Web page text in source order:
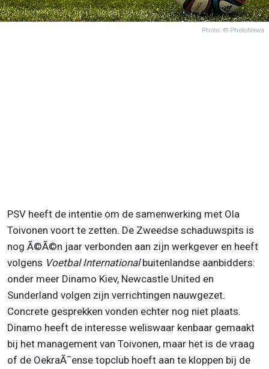
Photo: © PhotoNews
PSV heeft de intentie om de samenwerking met Ola
Toivonen voort te zetten. De Zweedse schaduwspits is
nog Ã©Ã©n jaar verbonden aan zijn werkgever en heeft
volgens Voetbal Internationalbuitenlandse aanbidders:
onder meer Dinamo Kiev, Newcastle United en
Sunderland volgen zijn verrichtingen nauwgezet.
Concrete gesprekken vonden echter nog niet plaats.
Dinamo heeft de interesse weliswaar kenbaar gemaakt
bij het management van Toivonen, maar het is de vraag
of de OekraÃ¯ense topclub hoeft aan te kloppen bij de